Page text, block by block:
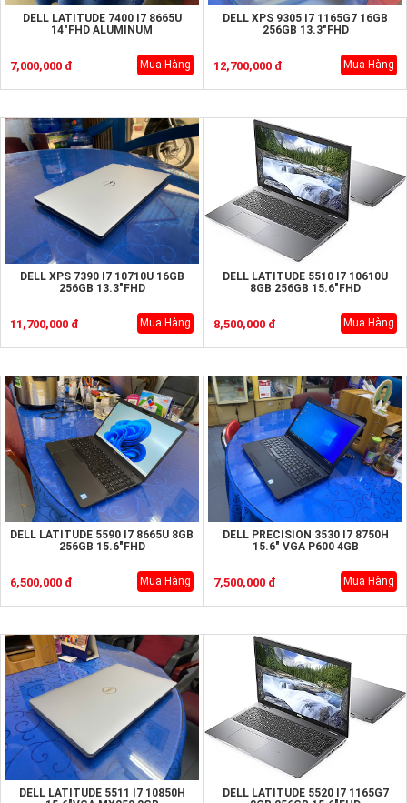
DELL LATITUDE 7400 I7 8665U
14"FHD ALUMINUM
7,000,000 đ Mua Hàng
DELL XPS 9305 I7 1165G7 16GB
256GB 13.3"FHD
12,700,000 đ Mua Hàng
DELL XPS 7390 I7 10710U 16GB
256GB 13.3"FHD
11,700,000 đ Mua Hàng
DELL LATITUDE 5510 I7 10610U
8GB 256GB 15.6"FHD
8,500,000 đ Mua Hàng
DELL LATITUDE 5590 I7 8665U 8GB
256GB 15.6"FHD
6,500,000 đ Mua Hàng
DELL PRECISION 3530 I7 8750H
15.6" VGA P600 4GB
7,500,000 đ Mua Hàng
DELL LATITUDE 5511 I7 10850H
DELL LATITUDE 5520 I7 1165G7